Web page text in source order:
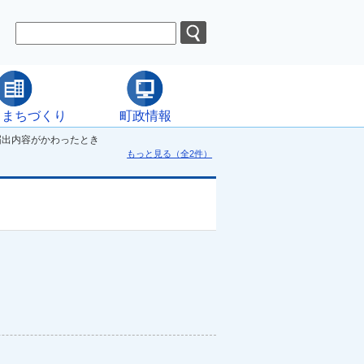
ちづくり 町政情報
内容がかわったとき
もっと見る（全2件）